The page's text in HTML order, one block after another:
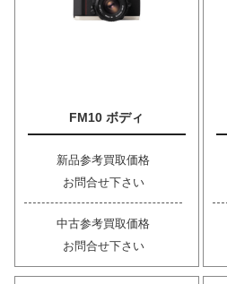
FM10 ボディ
新品参考買取価格
お問合せ下さい
中古参考買取価格
お問合せ下さい